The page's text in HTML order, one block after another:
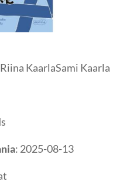
KaarlaSami Kaarla
: 2025-08-13